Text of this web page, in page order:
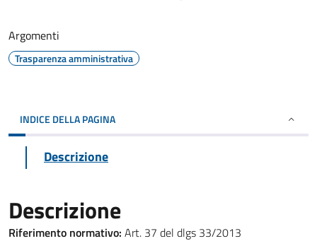
Argomenti
Trasparenza amministrativa
INDICE DELLA PAGINA
Descrizione
Descrizione
Riferimento normativo: Art. 37 del dlgs 33/2013